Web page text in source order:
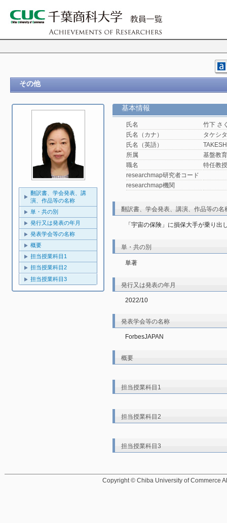
その他
翻訳書、学会発表、講
演、作品等の名称
単・共の別
発行又は発表の年月
発表学会等の名称
概要
担当授業科目1
担当授業科目2
担当授業科目3
基本情報
氏名
竹下 さ
氏名（カナ）
タケシ
氏名（英語）
所属
基盤教
職名
特任教授
researchmap研究者コード
researchmap機関
翻訳書、学会発表、講演、作品等の名
「宇宙の保険」に損保大手が乗り出
単・共の別
単著
発行又は発表の年月
2022/10
発表学会等の名称
ForbesJAPAN
概要
担当授業科目1
担当授業科目2
担当授業科目3